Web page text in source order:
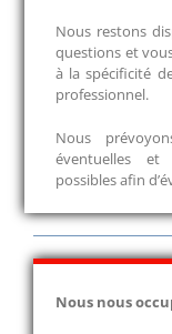
Nous restons
questions et
à la spécificité
professionnel.
Nous
éventuelles et
possibles afin
Nous nous